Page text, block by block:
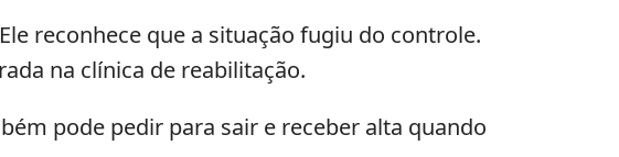
reconhece que a situação fugiu do controle.
na clínica de reabilitação.
pode pedir para sair e receber alta quando